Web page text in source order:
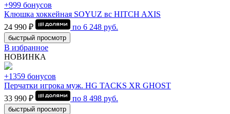
+999 бонусов
Клюшка хоккейная SOYUZ вс HITCH AXIS
24 990 ₽
по 6 248 руб.
быстрый просмотр
В избранное
НОВИНКА
+1359 бонусов
Перчатки игрока муж. HG TACKS XR GHOST
33 990 ₽
по 8 498 руб.
быстрый просмотр